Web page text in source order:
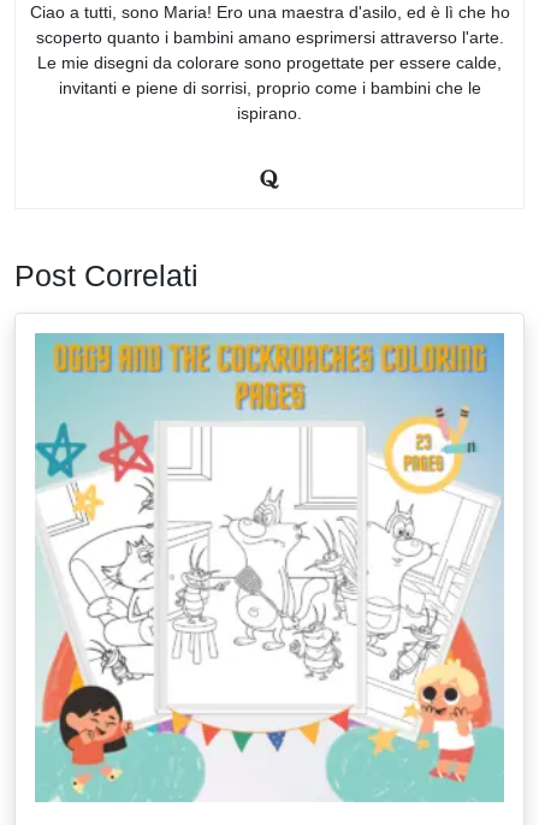
Ciao a tutti, sono Maria! Ero una maestra d'asilo, ed è lì che ho
scoperto quanto i bambini amano esprimersi attraverso l'arte.
Le mie disegni da colorare sono progettate per essere calde,
invitanti e piene di sorrisi, proprio come i bambini che le
ispirano.
Post Correlati